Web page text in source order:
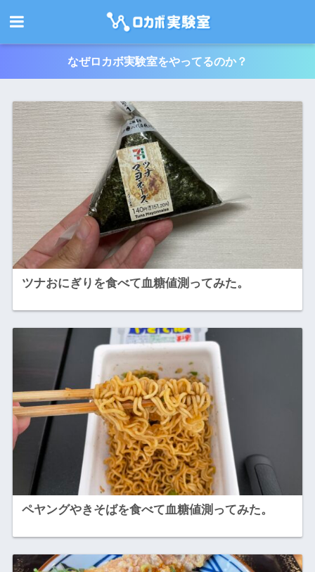
なぜロカボ実験室をやってるのか？
ツナおにぎりを食べて血糖値測ってみた。
ペヤングやきそばを食べて血糖値測ってみた。